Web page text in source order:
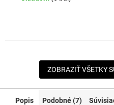
ZOBRAZIŤ VŠETKY
Popis Podobné (7)